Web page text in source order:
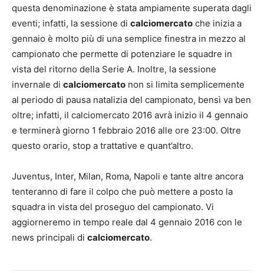
questa denominazione è stata ampiamente superata dagli
eventi; infatti, la sessione di calciomercato che inizia a
gennaio è molto più di una semplice finestra in mezzo al
campionato che permette di potenziare le squadre in
vista del ritorno della Serie A. Inoltre, la sessione
invernale di calciomercato non si limita semplicemente
al periodo di pausa natalizia del campionato, bensì va ben
oltre; infatti, il calciomercato 2016 avrà inizio il 4 gennaio
e terminerà giorno 1 febbraio 2016 alle ore 23:00. Oltre
questo orario, stop a trattative e quant’altro.
Juventus, Inter, Milan, Roma, Napoli e tante altre ancora
tenteranno di fare il colpo che può mettere a posto la
squadra in vista del proseguo del campionato. Vi
aggiorneremo in tempo reale dal 4 gennaio 2016 con le
news principali di calciomercato.